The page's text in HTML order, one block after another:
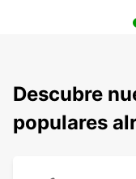
Descubre
populares